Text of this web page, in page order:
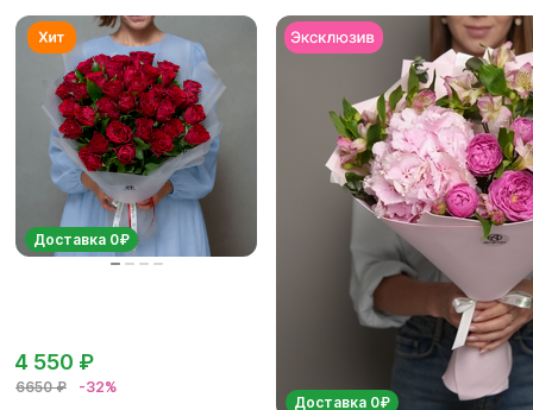
Доставка 0₽
6650 ₽ -32%
4 550 ₽
Доставка 0₽